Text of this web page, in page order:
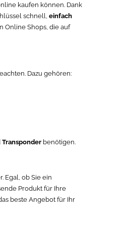
kaufen können. Dank
schnell, einfach
Online Shops, die auf
Dazu gehören:
Transponderbenötigen.
Egal, ob Sie ein
Produkt für Ihre
beste Angebot für Ihr